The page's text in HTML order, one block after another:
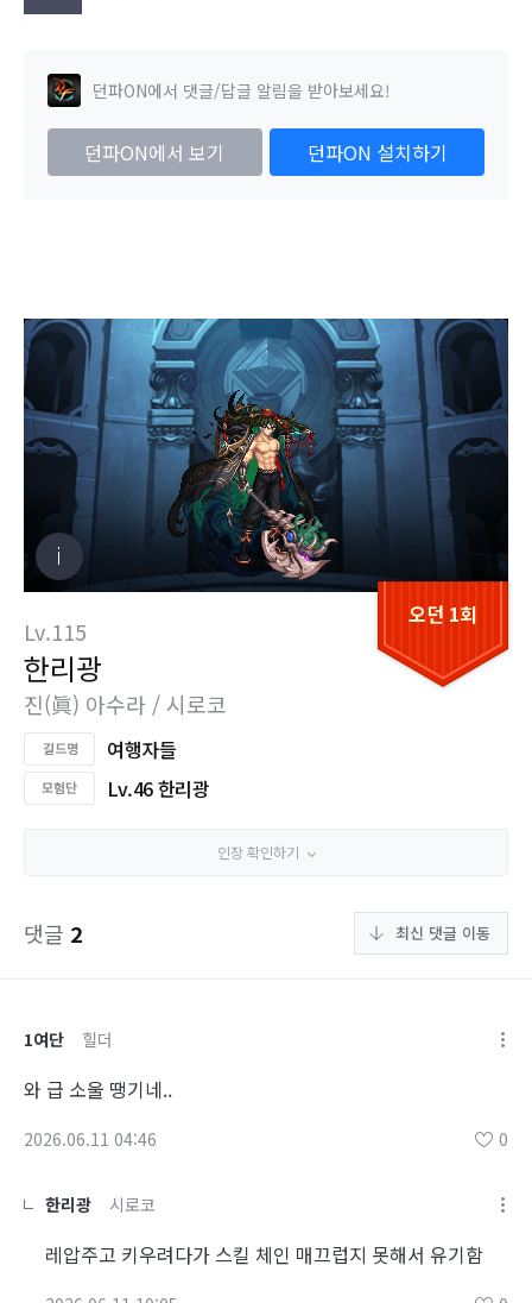
던파ON에서 댓글/답글 알림을 받아보세요!
던파ON에서 보기 던파ON 설치하기
오던 1회
Lv.115
한리광
진(眞) 아수라 / 시로코
여행자들
Lv.46 한리광
인장 확인하기
댓글 2 최신 댓글 이동
1여단 힐더
와 급 소울 땡기네..
2026.06.11 04:46 0
한리광 시로코
레압주고 키우려다가 스킬 체인 매끄럽지 못해서 유기함